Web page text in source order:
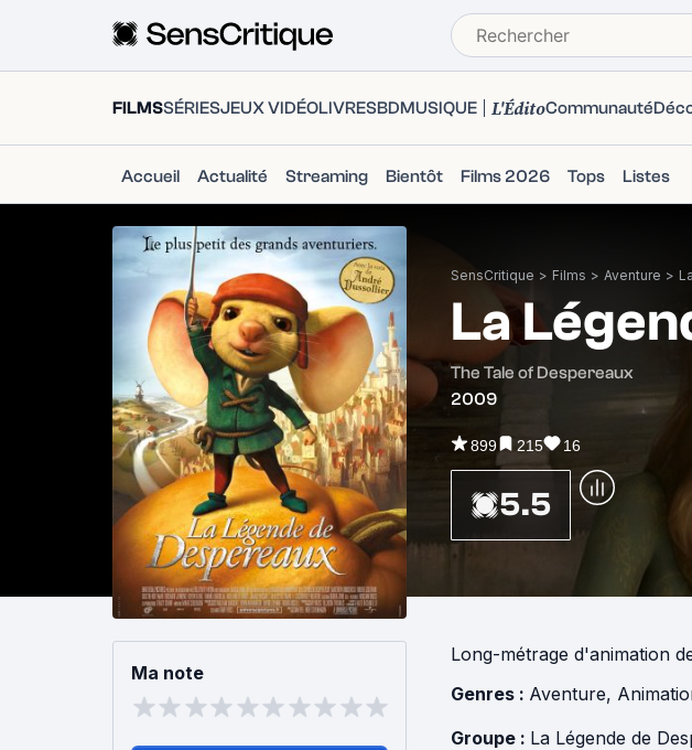
FILMSSÉRIESJEUX VIDÉOLIVRESBDMUSIQUE L'ÉditoCommunauté
Accueil Actualité Streaming Bientôt Films 2026 Tops Listes
SensCritique > Films > Aventure >
La
The Tale of Despereaux
2009
899 215 16
5.5
Ma note
Long-métrage d'animation
Genres : Aventure,
Groupe : La Légende de